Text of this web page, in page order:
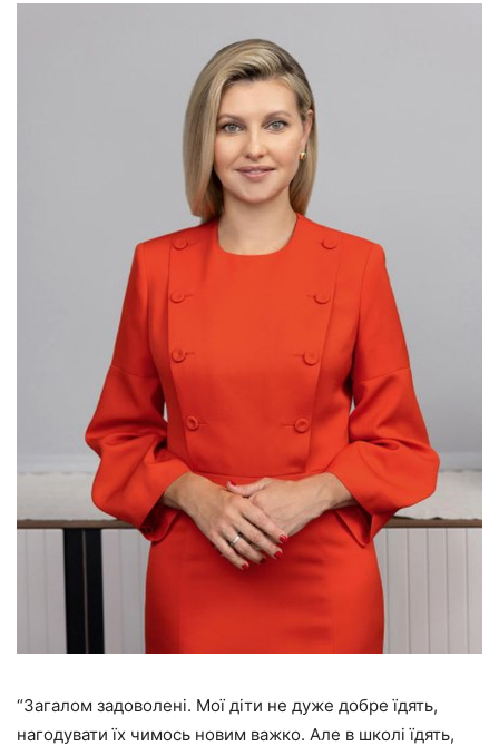
“Загалом задоволені. Мої діти не дуже добре їдять,
нагодувати їх чимось новим важко. Але в школі їдять,